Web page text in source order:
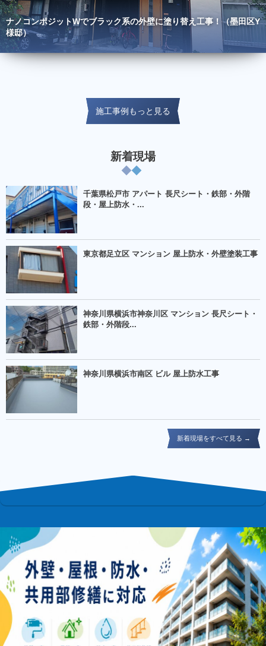
ナノコンポジットWでブラック系の外壁に塗り替え工事！（墨田区Y
様邸）
施工事例もっと見る
新着現場
千葉県松戸市 アパート 長尺シート・鉄部・外階
段・屋上防水・...
東京都足立区 マンション 屋上防水・外壁塗装工事
神奈川県横浜市神奈川区 マンション 長尺シート・
鉄部・外階段...
神奈川県横浜市南区 ビル 屋上防水工事
新着現場をすべて見る →